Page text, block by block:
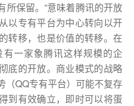
所保留。”意味着腾讯的开放
以专有平台为中心转向以开
转移，也是价值的转移。在
一家象腾讯这样规模的企
底的开放。商业模式的战略
（QQ专有平台）可能不复存
到有效确立，即时可以将蛋